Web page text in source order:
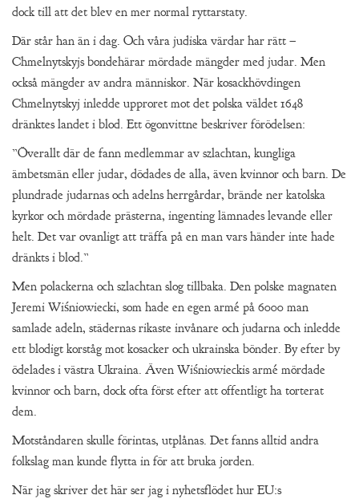
dock till att det blev en mer normal ryttarstaty.
Där står han än i dag. Och våra judiska värdar har rätt –
Chmelnytskyjs bondehärar mördade mängder med judar. Men
också mängder av andra människor. När kosackhövdingen
Chmelnytskyj inledde upproret mot det polska väldet 1648
dränktes landet i blod. Ett ögonvittne beskriver förödelsen:
”Överallt där de fann medlemmar av szlachtan, kungliga
ämbetsmän eller judar, dödades de alla, även kvinnor och barn. De
plundrade judarnas och adelns herrgårdar, brände ner katolska
kyrkor och mördade prästerna, ingenting lämnades levande eller
helt. Det var ovanligt att träffa på en man vars händer inte hade
dränkts i blod.”
Men polackerna och szlachtan slog tillbaka. Den polske magnaten
Jeremi Wiśniowiecki, som hade en egen armé på 6000 man
samlade adeln, städernas rikaste invånare och judarna och inledde
ett blodigt korståg mot kosacker och ukrainska bönder. By efter by
ödelades i västra Ukraina. Även Wiśniowieckis armé mördade
kvinnor och barn, dock ofta först efter att offentligt ha torterat
dem.
Motståndaren skulle förintas, utplånas. Det fanns alltid andra
folkslag man kunde flytta in för att bruka jorden.
När jag skriver det här ser jag i nyhetsflödet hur EU:s